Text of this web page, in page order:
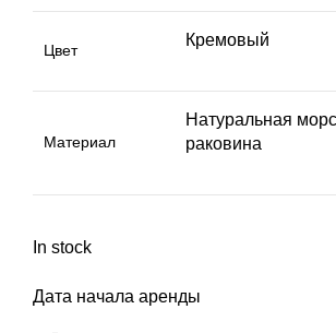
Цвет
Кремовый
Материал
Натуральная
раковина
In stock
Дата начала аренды